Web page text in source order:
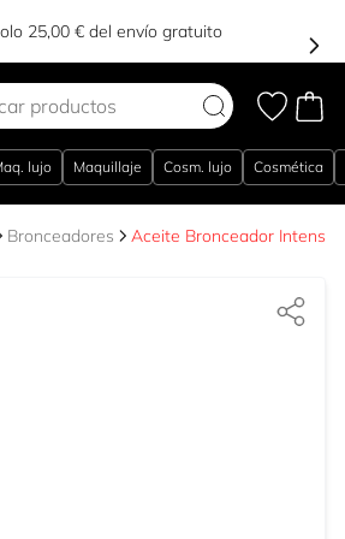
Estás a solo 25,00 €
lujo Maquillaje Cosm. lujo Cosmética
Bronceadores Aceite Bronceador